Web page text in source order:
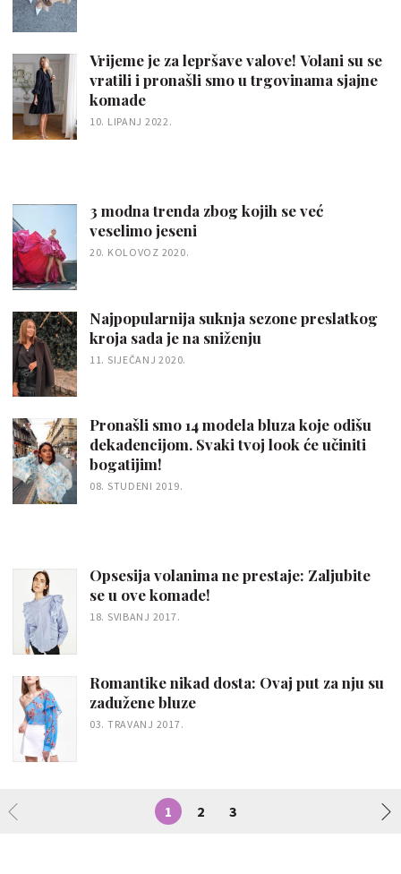
Vrijeme je za lepršave valove! Volani su se
vratili i pronašli smo u trgovinama sjajne
komade
10. LIPANJ 2022.
3 modna trenda zbog kojih se već
veselimo jeseni
20. KOLOVOZ 2020.
Najpopularnija suknja sezone preslatkog
kroja sada je na sniženju
11. SIJEČANJ 2020.
Pronašli smo 14 modela bluza koje odišu
dekadencijom. Svaki tvoj look će učiniti
bogatijim!
08. STUDENI 2019.
Opsesija volanima ne prestaje: Zaljubite
se u ove komade!
18. SVIBANJ 2017.
Romantike nikad dosta: Ovaj put za nju su
zadužene bluze
03. TRAVANJ 2017.
1 2 3